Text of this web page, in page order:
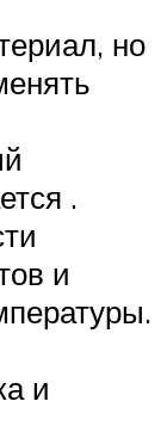
но
.
и
и